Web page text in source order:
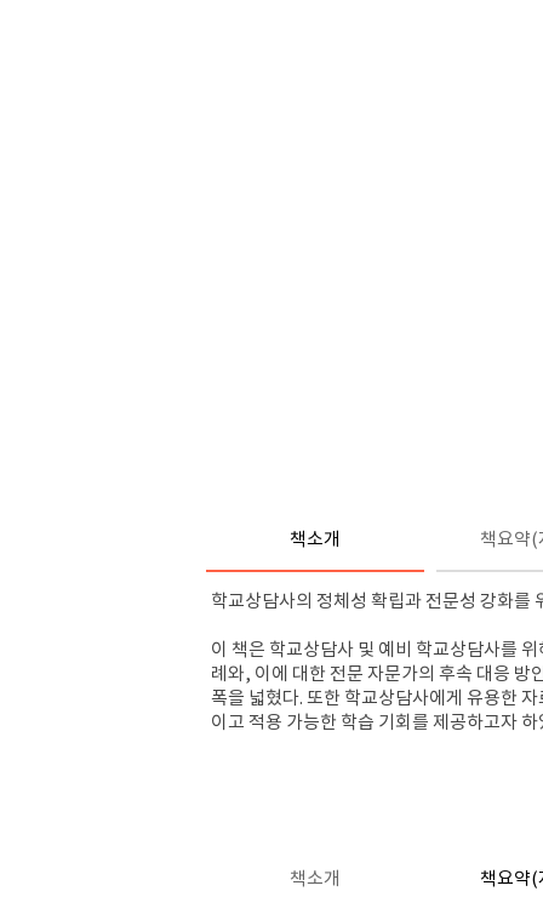
책소개 책요약(
학교상담사의 정체성 확립과 전문성 강화를
이 책은 학교상담사 및 예비 학교상담사를 위
례와, 이에 대한 전문 자문가의 후속 대응 방
폭을 넓혔다. 또한 학교상담사에게 유용한 자
이고 적용 가능한 학습 기회를 제공하고자
책소개 책요약(